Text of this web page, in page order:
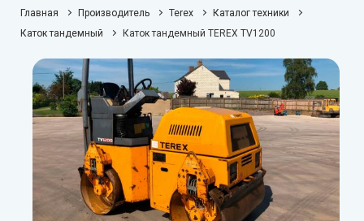
Главная Производитель Terex
Каталог техники
Каток тандемный
Каток тандемный TEREX TV1200